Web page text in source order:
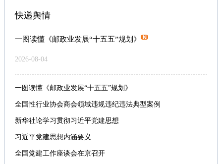
快递舆情
一图读懂《邮政业发展“十五五”规划》
2026-08-04
一图读懂《邮政业发展“十五五”规划》
全国性行业协会商会领域违规违纪违法典型案例
新华社论学习贯彻习近平党建思想
习近平党建思想内涵要义
全国党建工作座谈会在京召开